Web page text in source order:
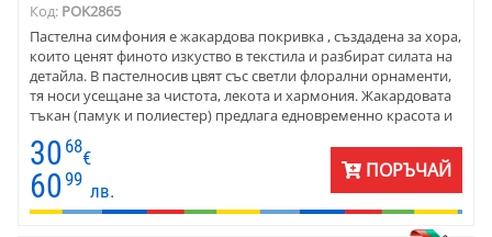
Код: POK2865
Пастелна симфония е жакардова покривка , създадена за хора,
които ценят финото изкуство в текстила и разбират силата на
детайла. В пастелносив цвят със светли флорални орнаменти,
тя носи усещане за чистота, лекота и хармония. Жакардовата
тъкан (памук и полиестер) предлага едновременно красота и
издръжливост. Деликатният релеф прави масата
привлекателна дори без допълнителна украса. Комплектът
включва и 4 кръгли салфетки Ф20 — елегантен жест, който
придава завършена визия на всяка подредба. Тази покривка е
създадена да вдъхновява ежедневието и специалните
30 68
€
6099
лв.
ПОРЪЧАЙ